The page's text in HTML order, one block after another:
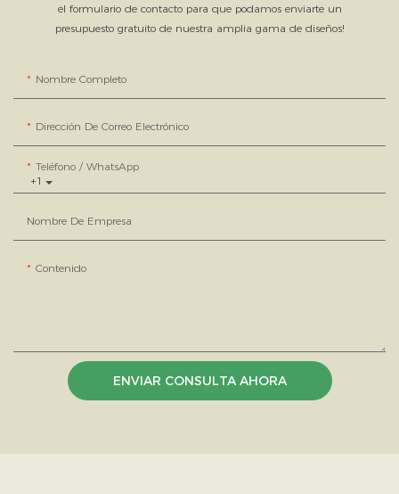
el formulario de contacto para que podamos enviarte un
presupuesto gratuito de nuestra amplia gama de diseños!
Nombre Completo
Dirección De Correo Electrónico
+1
Teléfono / WhatsApp
Nombre De Empresa
Contenido
ENVIAR CONSULTA AHORA